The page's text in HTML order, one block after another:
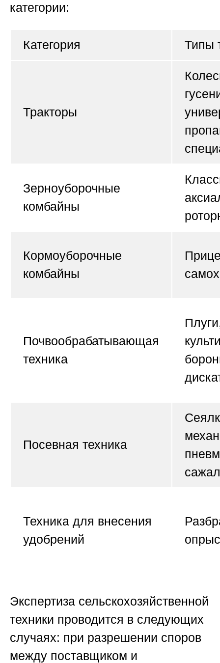
категории:
Категория Типы
Тракторы
Зерноуборочные
комбайны
Кормоуборочные
комбайны
Почвообрабатывающая
техника
Посевная техника
Техника для внесения
удобрений
Экспертиза сельскохозяйственной
техники проводится в следующих
случаях: при разрешении споров
между поставщиком и